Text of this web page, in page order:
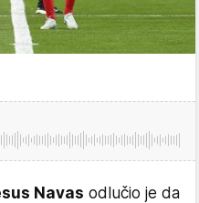
Navas odlučio je da